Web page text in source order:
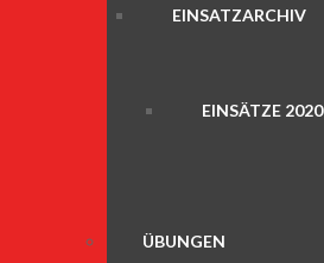
EINSATZARCHIV
EINSÄTZE 2020
ÜBUNGEN